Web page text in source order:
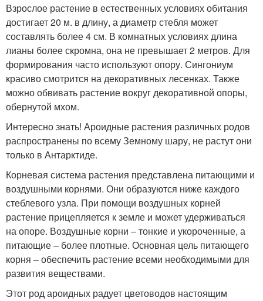
Взрослое растение в естественных условиях обитания
достигает 20 м. в длину, а диаметр стебля может
составлять более 4 см. В комнатных условиях длина
лианы более скромна, она не превышает 2 метров. Для
формирования часто используют опору. Сингониум
красиво смотрится на декоративных лесенках. Также
можно обвивать растение вокруг декоративной опоры,
обернутой мхом.
Интересно знать! Ароидные растения различных родов
распространены по всему Земному шару, не растут они
только в Антарктиде.
Корневая система растения представлена питающими и
воздушными корнями. Они образуются ниже каждого
стеблевого узла. При помощи воздушных корней
растение прицепляется к земле и может удерживаться
на опоре. Воздушные корни – тонкие и укороченные, а
питающие – более плотные. Основная цель питающего
корня – обеспечить растение всеми необходимыми для
развития веществами.
Этот род ароидных радует цветоводов настоящим